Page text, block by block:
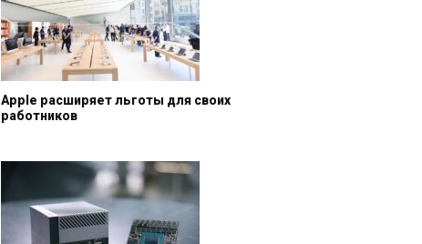
Apple расширяет льготы для своих
работников